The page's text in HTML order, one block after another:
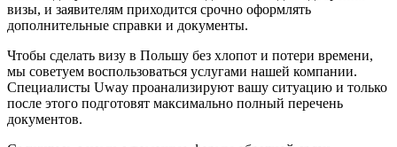
визы, и заявителям приходится срочно оформлять
дополнительные справки и документы.
Чтобы сделать визу в Польшу без хлопот и потери времени,
мы советуем воспользоваться услугами нашей компании.
Специалисты Uway проанализируют вашу ситуацию и только
после этого подготовят максимально полный перечень
документов.